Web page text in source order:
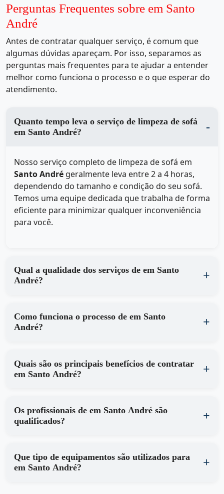
Perguntas Frequentes sobre em Santo
André
Antes de contratar qualquer serviço, é comum que
algumas dúvidas apareçam. Por isso, separamos as
perguntas mais frequentes para te ajudar a entender
melhor como funciona o processo e o que esperar do
atendimento.
Quanto tempo leva o serviço de limpeza de sofá
em Santo André?
Nosso serviço completo de limpeza de sofá em
Santo André geralmente leva entre 2 a 4 horas,
dependendo do tamanho e condição do seu sofá.
Temos uma equipe dedicada que trabalha de forma
eficiente para minimizar qualquer inconveniência
para você.
Qual a qualidade dos serviços de em Santo
André?
Como funciona o processo de em Santo
André?
Quais são os principais benefícios de contratar
em Santo André?
Os profissionais de em Santo André são
qualificados?
Que tipo de equipamentos são utilizados para
em Santo André?